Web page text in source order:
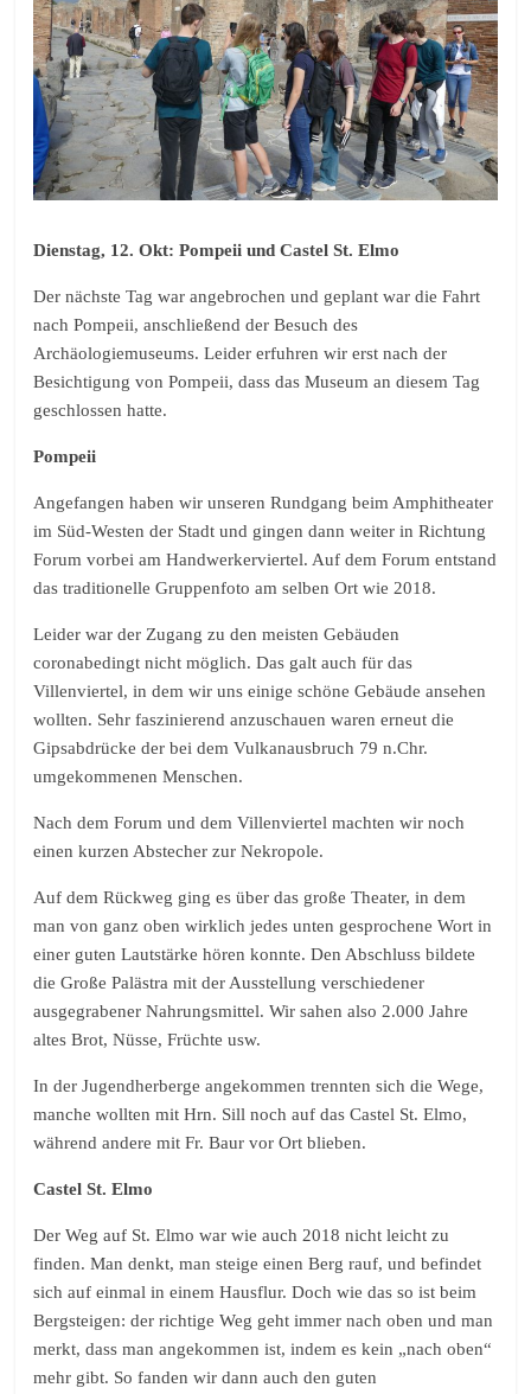
Dienstag, 12. Okt: Pompeii und Castel St. Elmo
Der nächste Tag war angebrochen und geplant war die Fahrt
nach Pompeii, anschließend der Besuch des
Archäologiemuseums. Leider erfuhren wir erst nach der
Besichtigung von Pompeii, dass das Museum an diesem Tag
geschlossen hatte.
Pompeii
Angefangen haben wir unseren Rundgang beim Amphitheater
im Süd-Westen der Stadt und gingen dann weiter in Richtung
Forum vorbei am Handwerkerviertel. Auf dem Forum entstand
das traditionelle Gruppenfoto am selben Ort wie 2018.
Leider war der Zugang zu den meisten Gebäuden
coronabedingt nicht möglich. Das galt auch für das
Villenviertel, in dem wir uns einige schöne Gebäude ansehen
wollten. Sehr faszinierend anzuschauen waren erneut die
Gipsabdrücke der bei dem Vulkanausbruch 79 n.Chr.
umgekommenen Menschen.
Nach dem Forum und dem Villenviertel machten wir noch
einen kurzen Abstecher zur Nekropole.
Auf dem Rückweg ging es über das große Theater, in dem
man von ganz oben wirklich jedes unten gesprochene Wort in
einer guten Lautstärke hören konnte. Den Abschluss bildete
die Große Palästra mit der Ausstellung verschiedener
ausgegrabener Nahrungsmittel. Wir sahen also 2.000 Jahre
altes Brot, Nüsse, Früchte usw.
In der Jugendherberge angekommen trennten sich die Wege,
manche wollten mit Hrn. Sill noch auf das Castel St. Elmo,
während andere mit Fr. Baur vor Ort blieben.
Castel St. Elmo
Der Weg auf St. Elmo war wie auch 2018 nicht leicht zu
finden. Man denkt, man steige einen Berg rauf, und befindet
sich auf einmal in einem Hausflur. Doch wie das so ist beim
Bergsteigen: der richtige Weg geht immer nach oben und man
merkt, dass man angekommen ist, indem es kein „nach oben“
mehr gibt. So fanden wir dann auch den guten